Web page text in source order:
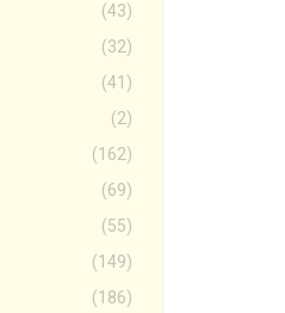
(43)
(32)
(41)
(2)
(162)
(69)
(55)
(149)
(186)